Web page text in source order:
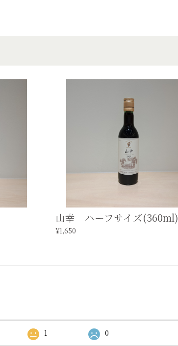
山幸 ハーフサイズ(360ml)
¥1,650
1 0